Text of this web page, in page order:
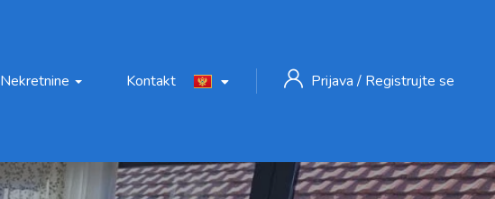
Nekretnine Kontakt Prijava / Registrujte se